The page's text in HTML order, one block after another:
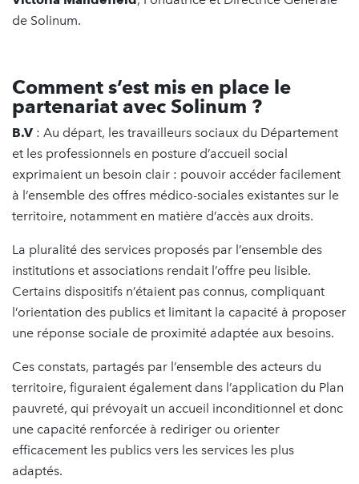
de Solinum.
Comment s’est mis en place le
partenariat avec Solinum ?
B.V : Au départ, les travailleurs sociaux du Département
et les professionnels en posture d’accueil social
exprimaient un besoin clair : pouvoir accéder facilement
à l’ensemble des offres médico-sociales existantes sur le
territoire, notamment en matière d’accès aux droits.
La pluralité des services proposés par l’ensemble des
institutions et associations rendait l’offre peu lisible.
Certains dispositifs n’étaient pas connus, compliquant
l’orientation des publics et limitant la capacité à proposer
une réponse sociale de proximité adaptée aux besoins.
Ces constats, partagés par l’ensemble des acteurs du
territoire, figuraient également dans l’application du Plan
pauvreté, qui prévoyait un accueil inconditionnel et donc
une capacité renforcée à rediriger ou orienter
efficacement les publics vers les services les plus
adaptés.